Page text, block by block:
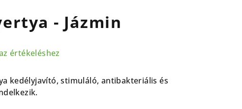
- Jázmin
értékeléshez
kedélyjavító, stimuláló, antibakteriális és